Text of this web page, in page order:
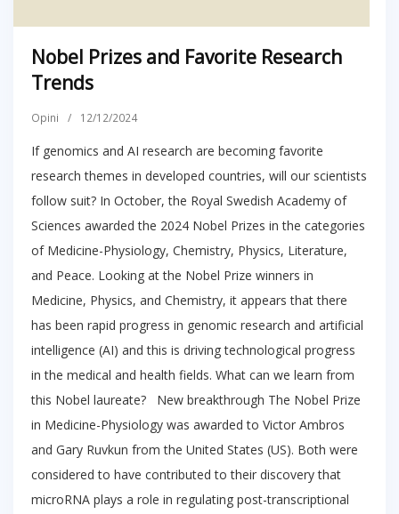
Nobel Prizes and Favorite Research
Trends
Opini / 12/12/2024
If genomics and AI research are becoming favorite
research themes in developed countries, will our scientists
follow suit? In October, the Royal Swedish Academy of
Sciences awarded the 2024 Nobel Prizes in the categories
of Medicine-Physiology, Chemistry, Physics, Literature,
and Peace. Looking at the Nobel Prize winners in
Medicine, Physics, and Chemistry, it appears that there
has been rapid progress in genomic research and artificial
intelligence (AI) and this is driving technological progress
in the medical and health fields. What can we learn from
this Nobel laureate? New breakthrough The Nobel Prize
in Medicine-Physiology was awarded to Victor Ambros
and Gary Ruvkun from the United States (US). Both were
considered to have contributed to their discovery that
microRNA plays a role in regulating post-transcriptional